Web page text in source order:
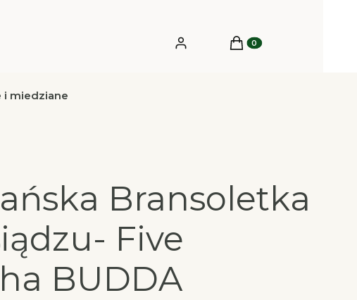
Zaloguj się Produkty w koszyku: 0.
Koszyk
i miedziane
Bransoletka
Five
BUDDA